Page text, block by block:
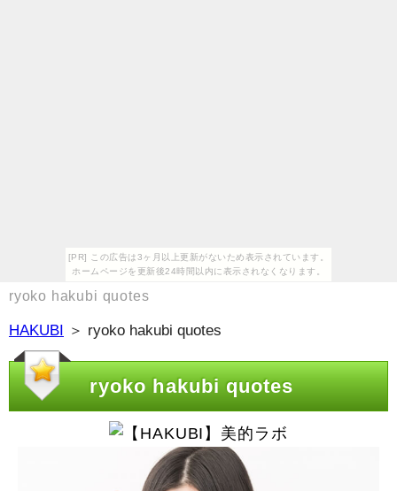
[PR] この広告は3ヶ月以上更新がないため表示されています。
ホームページを更新後24時間以内に表示されなくなります。
ryoko hakubi quotes
HAKUBI ＞ ryoko hakubi quotes
ryoko hakubi quotes